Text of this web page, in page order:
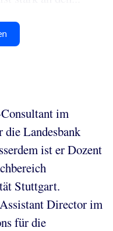
im
Landesbank
ist er Dozent
Stuttgart.
Director im
für die